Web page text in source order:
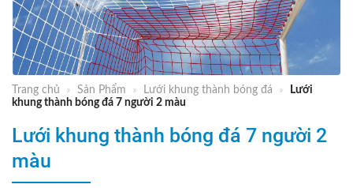
Trang chủ » Sản Phẩm » Lưới khung thành bóng đá »
Lưới
khung thành bóng đá 7 người 2 màu
Lưới khung thành bóng đá 7 người 2
màu